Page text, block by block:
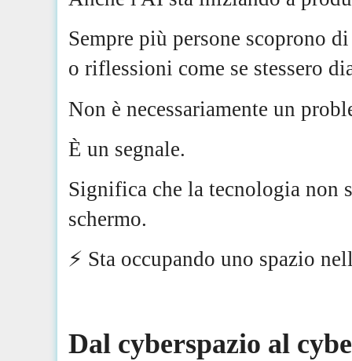
Sempre più persone scoprono
o riflessioni come se stessero
Non è necessariamente un
È un segnale.
Significa che la tecnologia non
schermo.
⚡️ Sta occupando uno spazio
Dal cyberspazio al